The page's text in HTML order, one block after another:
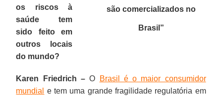
são comercializados no
Brasil”
os riscos à
saúde tem
sido feito em
outros locais
do mundo?
Karen Friedrich –O
Brasil é o maior consumidor
mundial
e tem uma grande fragilidade regulatória em